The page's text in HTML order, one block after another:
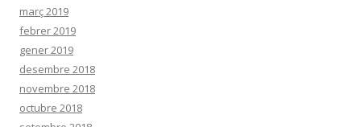
març 2019
febrer 2019
gener 2019
desembre 2018
novembre 2018
octubre 2018